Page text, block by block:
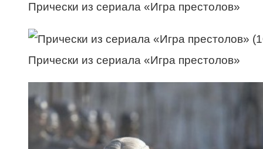
Прически из сериала «Игра престолов»
Прически из сериала «Игра престолов»